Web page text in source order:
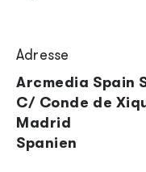
Adresse
Arcmedia Spain
C/ Conde de
Madrid
Spanien